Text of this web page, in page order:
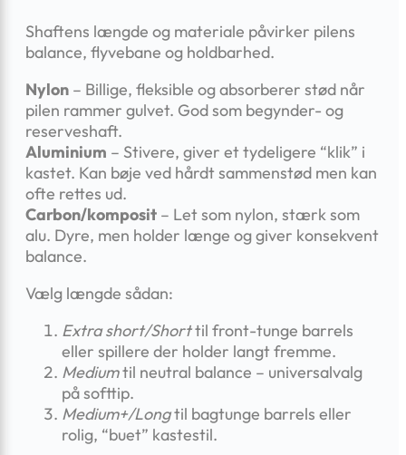
Shaftens længde og materiale påvirker pilens
balance, flyvebane og holdbarhed.
Nylon – Billige, fleksible og absorberer stød når
pilen rammer gulvet. God som begynder- og
reserveshaft.
Aluminium – Stivere, giver et tydeligere “klik” i
kastet. Kan bøje ved hårdt sammenstød men kan
ofte rettes ud.
Carbon/komposit – Let som nylon, stærk som
alu. Dyre, men holder længe og giver konsekvent
balance.
Vælg længde sådan:
Extra short/Shorttil front-tunge barrels
eller spillere der holder langt fremme.
Mediumtil neutral balance – universalvalg
på softtip.
Medium+/Longtil bagtunge barrels eller
rolig, “buet” kastestil.